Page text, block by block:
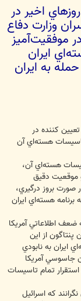
اخير در
وزارت دفاع
موفقيت‌آميز
ايران
به ايران
كننده در
هسته‌اي آن
هسته‌اي آن،
دقيق
بروز درگيري،
هسته‌اي ايران
ضعف اطلاعاتي آمريكا
از اين
ايران به نابودي
جاسوسي آمريكا
تمام تاسيسات
كه اسرائيل